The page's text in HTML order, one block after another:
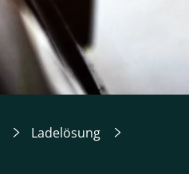
Ladelösung